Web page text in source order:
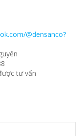
@densanco?
tư vấn